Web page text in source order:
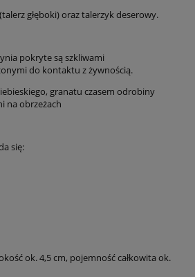
głęboki) oraz talerzyk deserowy.
pokryte są szkliwami
do kontaktu z żywnością.
granatu czasem odrobiny
na obrzeżach
się:
ok. 4,5 cm, pojemność całkowita ok.